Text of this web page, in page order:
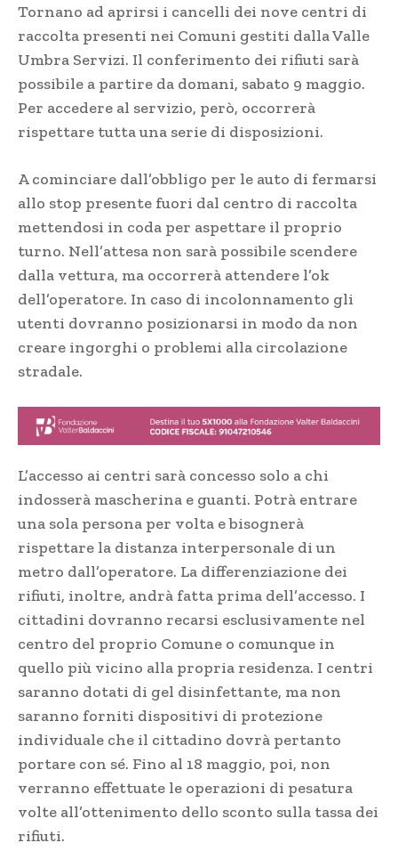
Tornano ad aprirsi i cancelli dei nove centri di
raccolta presenti nei Comuni gestiti dalla Valle
Umbra Servizi. Il conferimento dei rifiuti sarà
possibile a partire da domani, sabato 9 maggio.
Per accedere al servizio, però, occorrerà
rispettare tutta una serie di disposizioni.
A cominciare dall’obbligo per le auto di fermarsi
allo stop presente fuori dal centro di raccolta
mettendosi in coda per aspettare il proprio
turno. Nell’attesa non sarà possibile scendere
dalla vettura, ma occorrerà attendere l’ok
dell’operatore. In caso di incolonnamento gli
utenti dovranno posizionarsi in modo da non
creare ingorghi o problemi alla circolazione
stradale.
L’accesso ai centri sarà concesso solo a chi
indosserà mascherina e guanti. Potrà entrare
una sola persona per volta e bisognerà
rispettare la distanza interpersonale di un
metro dall’operatore. La differenziazione dei
rifiuti, inoltre, andrà fatta prima dell’accesso. I
cittadini dovranno recarsi esclusivamente nel
centro del proprio Comune o comunque in
quello più vicino alla propria residenza. I centri
saranno dotati di gel disinfettante, ma non
saranno forniti dispositivi di protezione
individuale che il cittadino dovrà pertanto
portare con sé. Fino al 18 maggio, poi, non
verranno effettuate le operazioni di pesatura
volte all’ottenimento dello sconto sulla tassa dei
rifiuti.